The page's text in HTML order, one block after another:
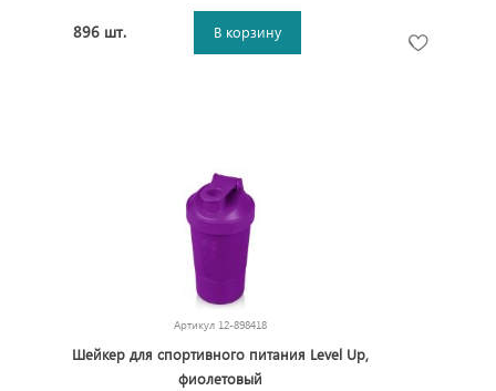
896 шт. В корзину
Артикул 12-898418
Шейкер для спортивного питания Level Up,
фиолетовый